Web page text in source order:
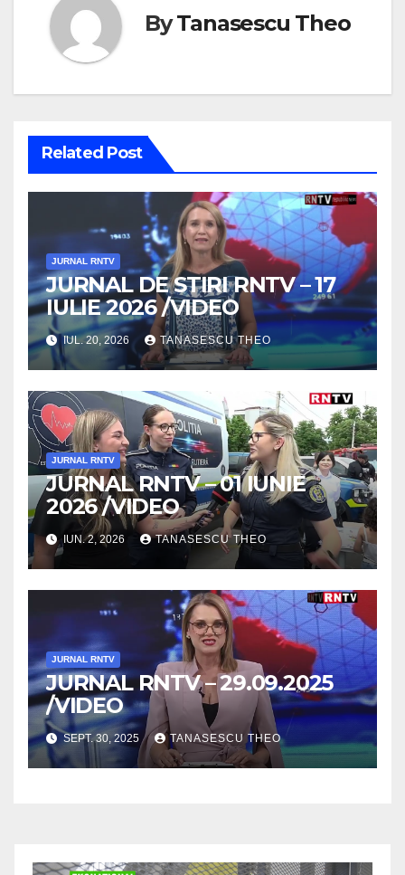
ByTanasescu Theo
Related Post
JURNAL RNTV
JURNAL DE STIRI RNTV – 17
IULIE 2026 /VIDEO
IUL. 20, 2026 TANASESCU THEO
JURNAL RNTV
JURNAL RNTV – 01 IUNIE
2026 /VIDEO
IUN. 2, 2026 TANASESCU THEO
JURNAL RNTV
JURNAL RNTV – 29.09.2025
/VIDEO
SEPT. 30, 2025 TANASESCU THEO